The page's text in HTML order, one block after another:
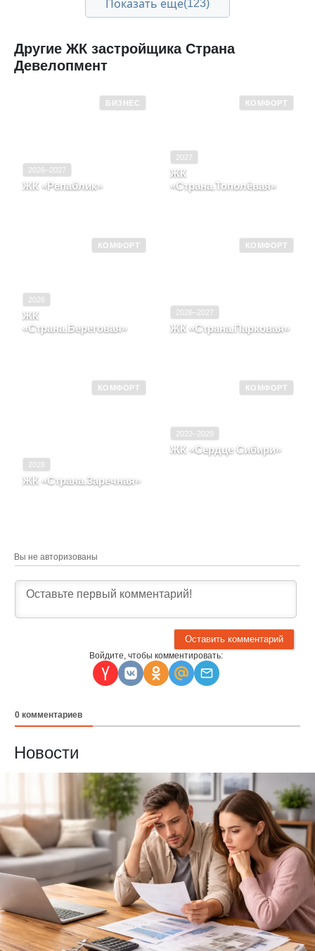
Показать ещё(123)
Другие ЖК застройщика Страна
Девелопмент
БИЗНЕС
2026–2027
ЖК «Репаблик»
КОМФОРТ
2027
ЖК
«Страна.Тополёвая»
КОМФОРТ
2026
ЖК
«Страна.Береговая»
КОМФОРТ
2026–2027
ЖК «Страна.Парковая»
КОМФОРТ
2028
ЖК «Страна.Заречная»
КОМФОРТ
2022–2029
ЖК «Сердце Сибири»
Вы не авторизованы
Войдите, чтобы комментировать:
0 комментариев
Новости